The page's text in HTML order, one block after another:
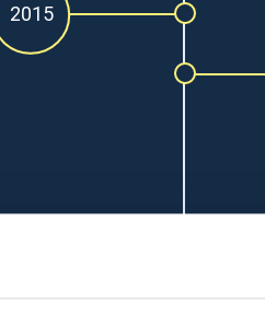
2015